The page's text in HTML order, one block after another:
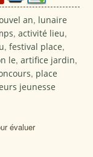
an, lunaire
,activité lieu,
,festival place,
le,artifice jardin,
, place
jeunesse
évaluer